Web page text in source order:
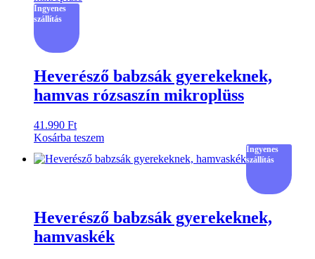
Ingyenes
szállítás
Heverésző babzsák gyerekeknek,
hamvas rózsaszín mikroplüss
41.990 Ft
Kosárba teszem
Ingyenes
szállítás
Heverésző babzsák gyerekeknek,
hamvaskék